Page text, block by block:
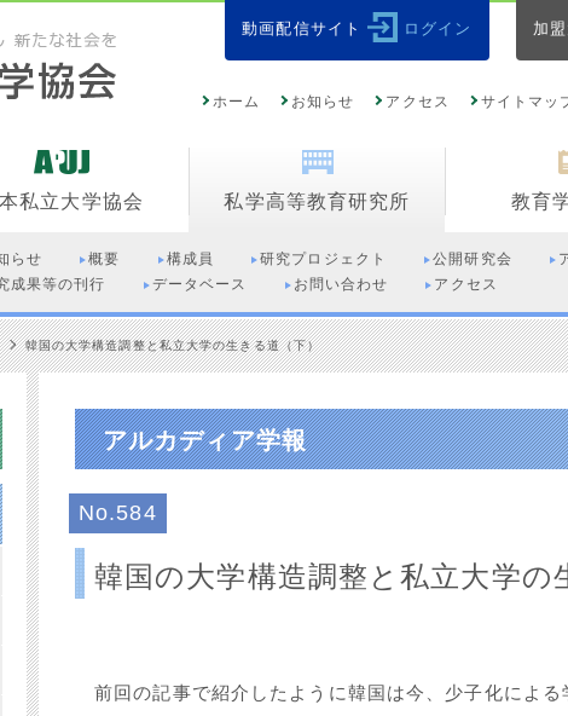
動画配信サイト ログイン 加
ホーム お知らせ アクセス サイトマッ
私立大学協会 私学高等教育研究所 教育
らせ 概要 構成員 研究プロジェクト 公開研究会
成果等の刊行
データベース お問い合わせ アクセス
韓国の大学構造調整と私立大学の生きる道（下）
アルカディア学報
No.584
韓国の大学構造調整と私立大学の
前回の記事で紹介したように韓国は今、少子化によ